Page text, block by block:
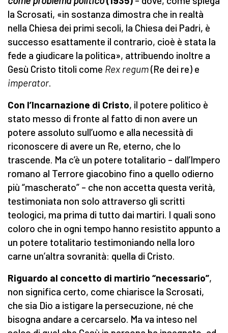
la Scrosati, «in sostanza dimostra che in realtà
nella Chiesa dei primi secoli, la Chiesa dei Padri, è
successo esattamente il contrario, cioè è stata la
fede a giudicare la politica», attribuendo inoltre a
Gesù Cristo titoli come Rex regum(Re dei re) e
imperator.
Con l’Incarnazione di Cristo, il potere politico è
stato messo di fronte al fatto di non avere un
potere assoluto sull’uomo e alla necessità di
riconoscere di avere un Re, eterno, che lo
trascende. Ma c’è un potere totalitario – dall’Impero
romano al Terrore giacobino fino a quello odierno
più “mascherato” – che non accetta questa verità,
testimoniata non solo attraverso gli scritti
teologici, ma prima di tutto dai martiri. I quali sono
coloro che in ogni tempo hanno resistito appunto a
un potere totalitario testimoniando nella loro
carne un’altra sovranità: quella di Cristo.
Riguardo al concetto di martirio “necessario”,
non significa certo, come chiarisce la Scrosati,
che sia Dio a istigare la persecuzione, né che
bisogna andare a cercarselo. Ma va inteso nel